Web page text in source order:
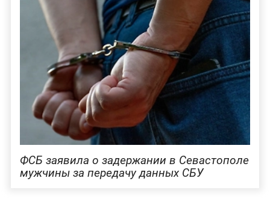
ФСБ заявила о задержании в Севастополе
мужчины за передачу данных СБУ